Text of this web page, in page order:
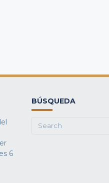
6
BÚSQUEDA
Search